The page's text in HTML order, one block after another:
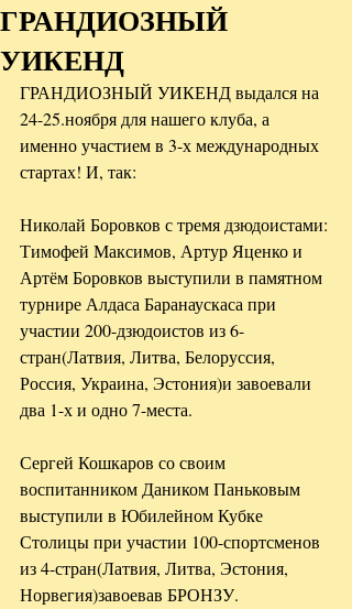
ГРАНДИОЗНЫЙ
УИКЕНД
ГРАНДИОЗНЫЙ УИКЕНД выдался на
24-25.ноября для нашего клуба, а
именно участием в 3-х международных
стартах! И, так:
Николай Боровков с тремя дзюдоистами:
Тимофей Максимов, Артур Яценко и
Артём Боровков выступили в памятном
турнире Алдаса Баранаускаса при
участии 200-дзюдоистов из 6-
стран(Латвия, Литва, Белоруссия,
Россия, Украина, Эстония)и завоевали
два 1-х и одно 7-места.
Сергей Кошкаров со своим
воспитанником Даником Паньковым
выступили в Юбилейном Кубке
Столицы при участии 100-спортсменов
из 4-стран(Латвия, Литва, Эстония,
Норвегия)завоевав БРОНЗУ.